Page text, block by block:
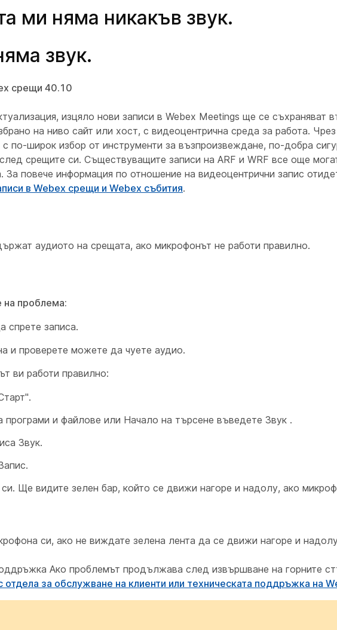
ми няма никакъв звук.
звук.
срещи 40.10
изцяло нови записи в Webex Meetings ще се съхраняват
на ниво сайт или хост, с видеоцентрична среда за работа.
по-широк избор от инструменти за възпроизвеждане, по-добра
срещите си. Съществуващите записи на ARF и WRF все още
повече информация по отношение на видеоцентрични запис
в Webex срещи и Webex събития.
аудиото на срещата, ако микрофонът не работи правилно.
на проблема:
спрете записа.
и проверете можете да чуете аудио.
ви работи правилно:
програми и файлове или Начало на търсене въведете Звук .
Звук.
Ще видите зелен бар, който се движи нагоре и надолу, ако
си, ако не виждате зелена лента да се движи нагоре и
Ако проблемът продължава след извършване на горните
за обслужване на клиенти или техническата поддръжка на